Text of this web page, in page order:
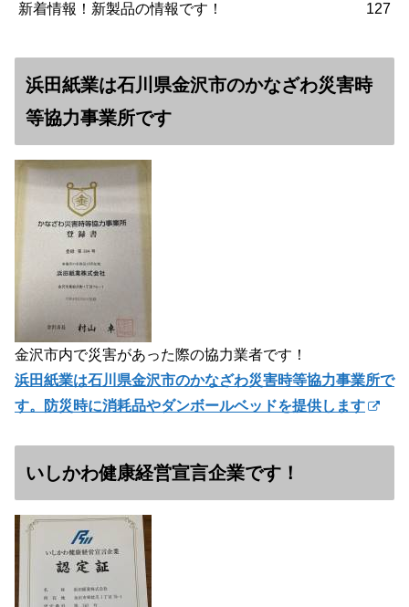
新着情報！新製品の情報です！ 127
浜田紙業は石川県金沢市のかなざわ災害時
等協力事業所です
金沢市内で災害があった際の協力業者です！
浜田紙業は石川県金沢市のかなざわ災害時等協力事業所で
す。防災時に消耗品やダンボールベッドを提供します
いしかわ健康経営宣言企業です！